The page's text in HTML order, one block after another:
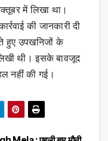
में लिखा था।
की जानकारी दी
हुए उपखनिजों के
थी। इसके बावजूद
नहीं की गई।